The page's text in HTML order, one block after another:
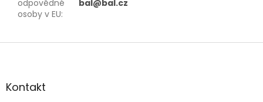
odpovědné
osoby v EU:
bal@bal.cz
Z
aKontakt